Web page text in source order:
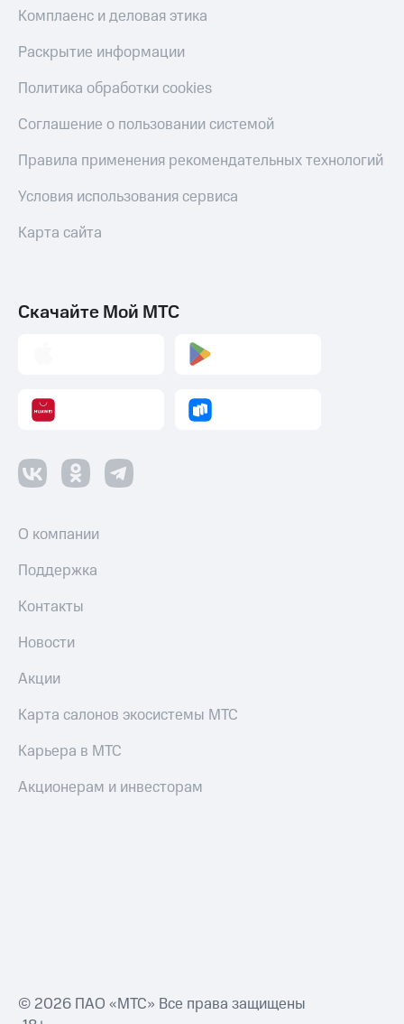
Комплаенс и деловая этика
Раскрытие информации
Политика обработки cookies
Соглашение о пользовании системой
Правила применения рекомендательных технологий
Условия использования сервиса
Карта сайта
Скачайте Мой МТС
О компании
Поддержка
Контакты
Новости
Акции
Карта салонов экосистемы МТС
Карьера в МТС
Акционерам и инвесторам
© 2026 ПАО «МТС» Все права защищены